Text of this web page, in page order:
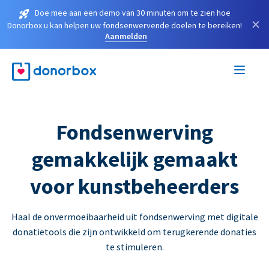
Doe mee aan een demo van 30 minuten om te zien hoe
Donorbox u kan helpen uw fondsenwervende doelen te bereiken!
Aanmelden
×
Fondsenwerving
gemakkelijk gemaakt
voor kunstbeheerders
Haal de onvermoeibaarheid uit fondsenwerving met digitale
donatietools die zijn ontwikkeld om terugkerende donaties
te stimuleren.